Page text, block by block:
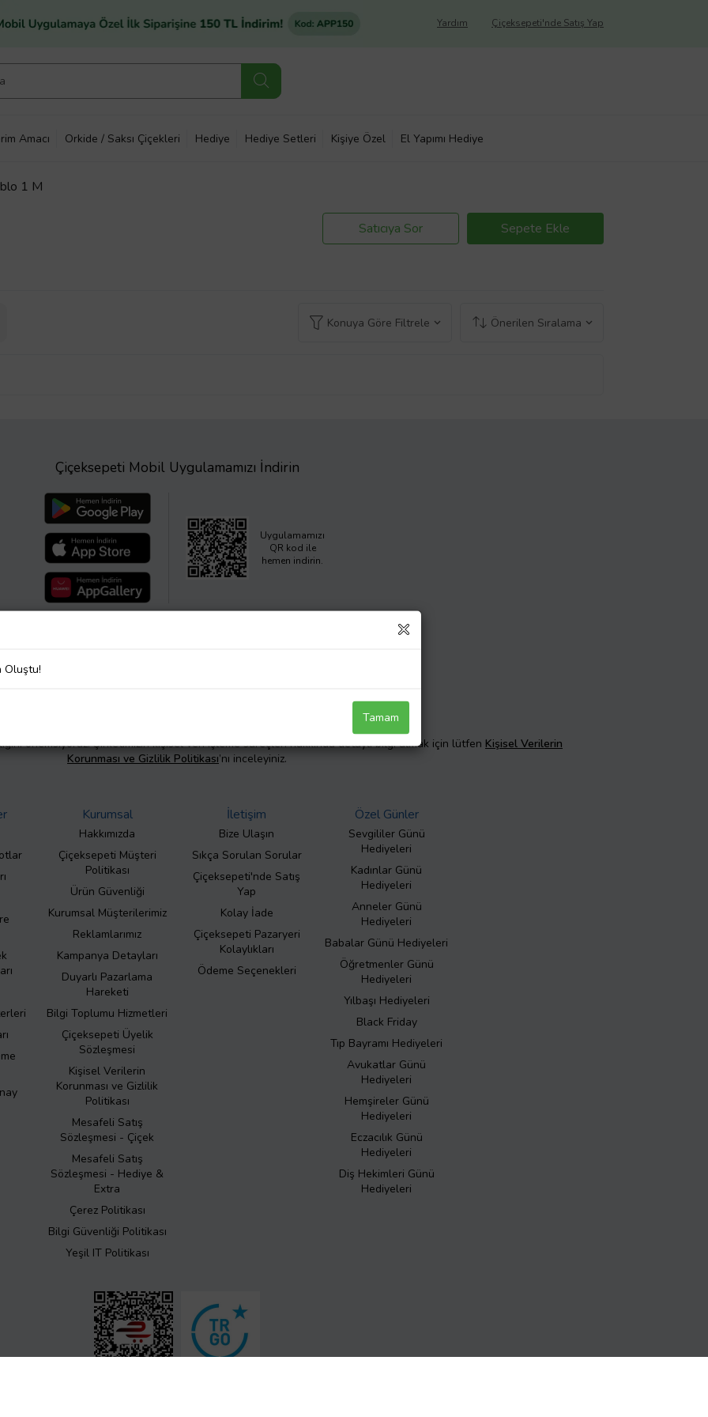
Çiçeksepeti'nde Satış Yap
Yardım
Amacı Orkide / Saksı Çiçekleri Hediye Hediye Setleri Kişiye Özel El Yapımı Hediye
1 M
Satıcıya Sor Sepete Ekle
Konuya Göre Filtrele Önerilen Sıralama
Çiçeksepeti Mobil Uygulamamızı İndirin
Uygulamamızı
QR kod ile
hemen indirin.
önemsiyoruz. Şirketimizin kişisel veri işleme süreçleri hakkında detaylı bilgi almak için lütfen Kişisel Verilerin
Korunması ve Gizlilik Politikası’nı inceleyiniz.
Kurumsal
Hakkımızda
Çiçeksepeti Müşteri
Politikası
Ürün Güvenliği
Kurumsal Müşterilerimiz
Reklamlarımız
Kampanya Detayları
Duyarlı Pazarlama
Hareketi
Bilgi Toplumu Hizmetleri
Çiçeksepeti Üyelik
Sözleşmesi
Kişisel Verilerin
Korunması ve Gizlilik
Politikası
Mesafeli Satış
Sözleşmesi - Çiçek
Mesafeli Satış
Sözleşmesi - Hediye &
Extra
Çerez Politikası
Bilgi Güvenliği Politikası
Yeşil IT Politikası
İletişim
Bize Ulaşın
Sıkça Sorulan Sorular
Çiçeksepeti'nde Satış
Yap
Kolay İade
Çiçeksepeti Pazaryeri
Kolaylıkları
Ödeme Seçenekleri
Özel Günler
Sevgililer Günü
Hediyeleri
Kadınlar Günü
Hediyeleri
Anneler Günü
Hediyeleri
Babalar Günü Hediyeleri
Öğretmenler Günü
Hediyeleri
Yılbaşı Hediyeleri
Black Friday
Tıp Bayramı Hediyeleri
Avukatlar Günü
Hediyeleri
Hemşireler Günü
Hediyeleri
Eczacılık Günü
Hediyeleri
Diş Hekimleri Günü
Hediyeleri
Oluştu!
Tamam